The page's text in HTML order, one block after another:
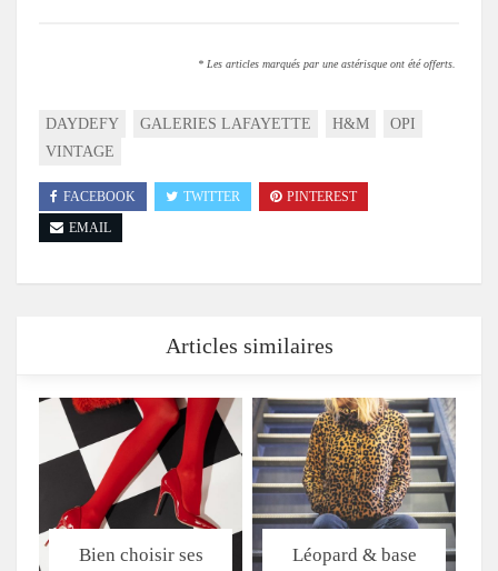
* Les articles marqués par une astérisque ont été offerts.
DAYDEFY GALERIES LAFAYETTE H&M
OPI
VINTAGE
FACEBOOK TWITTER
PINTEREST
EMAIL
Articles similaires
Bien choisir ses
Léopard & base